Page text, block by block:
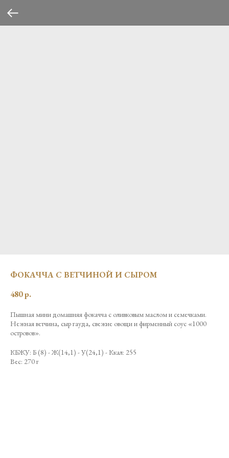
ФОКАЧЧА С ВЕТЧИНОЙ И СЫРОМ
480р.
Пышная мини домашняя фокачча с оливковым маслом и семечками.
Нежная ветчина, сыр гауда, свежие овощи и фирменный соус «1000
островов».
КБЖУ: Б (8) - Ж(14,1) - У(24,1) - Ккал: 255
Вес: 270 г